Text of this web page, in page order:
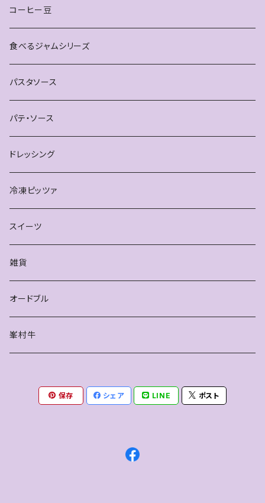
雑貨
ティースプーン
ブレスレット
お得なセット
単品
コーヒー豆
食べるジャムシリーズ
パスタソース
パテ・ソース
ドレッシング
冷凍ピッツァ
スイーツ
雑貨
オードブル
峯村牛
保存 シェア LINE ポスト